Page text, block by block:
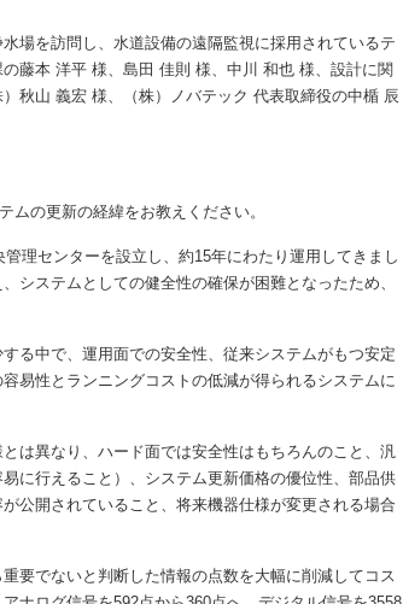
場を訪問し、水道設備の遠隔監視に採用されているテ
藤本 洋平 様、島田 佳則 様、中川 和也 様、設計に関
秋山 義宏 様、（株）ノバテック 代表取締役の中楯 辰
の更新の経緯をお教えください。
理センターを設立し、約15年にわたり運用してきまし
システムとしての健全性の確保が困難となったため、
る中で、運用面での安全性、従来システムがもつ安定
易性とランニングコストの低減が得られるシステムに
は異なり、ハード面では安全性はもちろんのこと、汎
に行えること）、システム更新価格の優位性、部品供
公開されていること、将来機器仕様が変更される場合
要でないと判断した情報の点数を大幅に削減してコス